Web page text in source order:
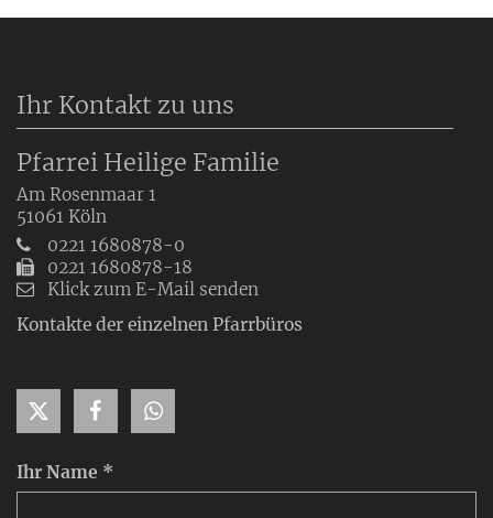
Ihr Name *
Ihr Kontakt zu uns
Pfarrei Heilige Familie
Am Rosenmaar 1
51061 Köln
0221 1680878-0
0221 1680878-18
Klick zum E-Mail senden
Kontakte der einzelnen Pfarrbüros